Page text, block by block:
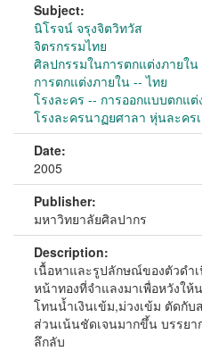
Subject:
นิโรจน์ จรุงจิตวิทวัส
จิตรกรรมไทย
ศิลปกรรมในการตกแต่งภายใน
การตกแต่งภายใน -- ไทย
โรงละคร -- การออกแบบตกแต่
โรงละครนาฏยศาลา หุ่นละคร
Date:
2005
Publisher:
มหาวิทยาลัยศิลปากร
Description:
เนื้อหาและรูปลักษณ์ของตัวดำ
หน้าทองที่จำแลงมาเพื่อหวังใ
โทนน้ำเงินเข้ม,ม่วงเข้ม ตัดกั
ส่วนเน้นชัดเจนมากขึ้น บรรยา
ลึกลับ